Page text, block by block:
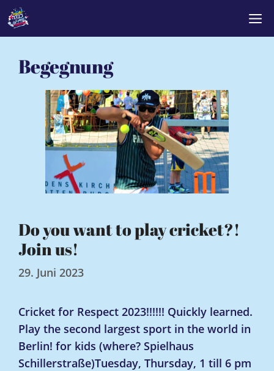
Zum
Inhalt
Begegnung
Do you want to play cricket?!
Join us!
29. Juni 2023
Cricket for Respect 2023!!!!!! Quickly learned.
Play the second largest sport in the world in
Berlin! for kids (where? Spielhaus
Schillerstraße)Tuesday, Thursday, 1 till 6 pm